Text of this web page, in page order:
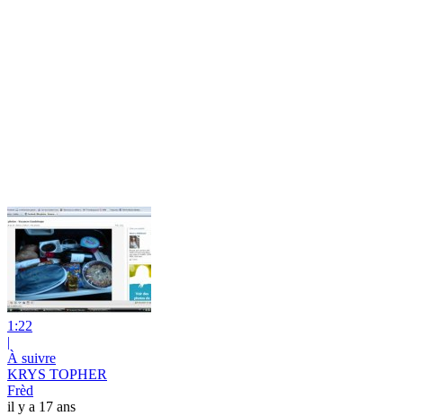
1:22
|
À suivre
KRYS TOPHER
Frèd
il y a 17 ans